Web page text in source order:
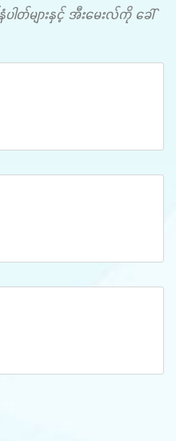
တ်များနှင့် အီးမေးလ်ကို ခေါ်